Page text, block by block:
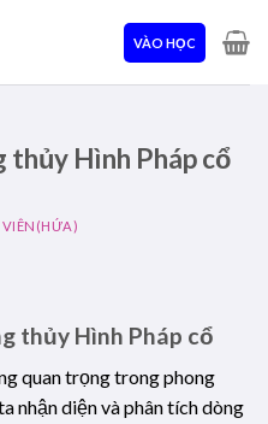
VÀO HỌC
thủy Hình Pháp cổ
VIÊN(HỨA)
thủy Hình Pháp cổ
quan trọng trong phong
nhận diện và phân tích dòng